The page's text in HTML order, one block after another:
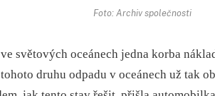
Foto: Archiv společnosti
světových oceánech jedna korba
druhu odpadu v oceánech už tak